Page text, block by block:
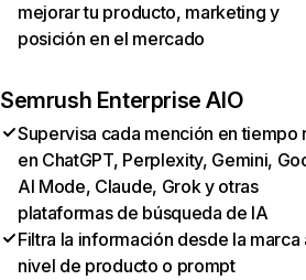
mejorar tu producto, marketing y
posición en el mercado
Semrush Enterprise AIO
Supervisa cada mención en tiempo
en ChatGPT, Perplexity, Gemini,
AI Mode, Claude, Grok y otras
plataformas de búsqueda de IA
Filtra la información desde la marca
nivel de producto o prompt